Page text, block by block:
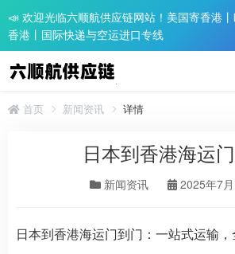
📣 欢迎光临六顺航供应链网站！美国寄香港
香港丨国际快递与空运进口专线
首页 新闻资讯 详情
日本到香港海运
新闻资讯 2025年7
日本到香港海运门到门：一站式运输